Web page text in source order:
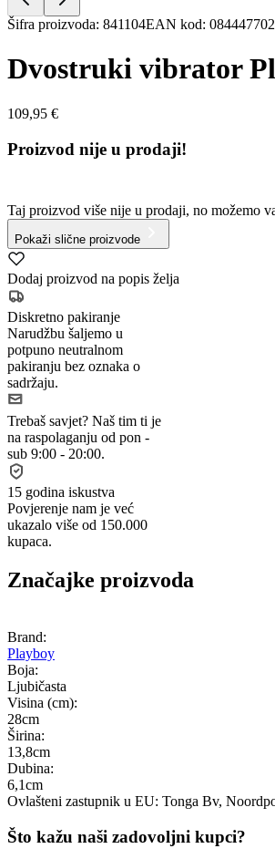
Item
of
Šifra proizvoda: 841104EAN kod:
Dvostruki vibrator
109,95 €
Proizvod nije u prodaji!
Taj proizvod više nije u prodaji, no možemo
Pokaži slične proizvode
Dodaj proizvod na popis želja
Diskretno pakiranje
Narudžbu šaljemo u
potpuno neutralnom
pakiranju bez oznaka o
sadržaju.
Trebaš savjet? Naš tim ti je
na raspolaganju od pon -
sub 9:00 - 20:00.
15 godina iskustva
Povjerenje nam je već
ukazalo više od 150.000
kupaca.
Značajke proizvoda
Brand:
Playboy
Boja:
Ljubičasta
Visina (cm):
28cm
Širina:
13,8cm
Dubina:
6,1cm
Ovlašteni zastupnik u EU: Tonga Bv,
Što kažu naši zadovoljni kupci?